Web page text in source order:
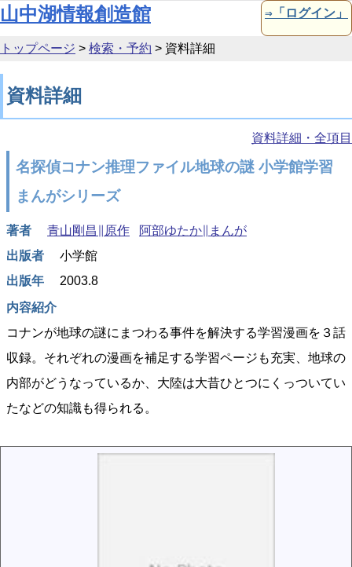
本文へ移動
山中湖情報創造館 ⇒「ログイン」
トップページ > 検索・予約 > 資料詳細
資料詳細
資料詳細・全項目
名探偵コナン推理ファイル地球の謎 小学館学習
まんがシリーズ
著者 青山剛昌∥原作
阿部ゆたか∥まんが
出版者
小学館
出版年
2003.8
内容紹介
コナンが地球の謎にまつわる事件を解決する学習漫画を３話
収録。それぞれの漫画を補足する学習ページも充実、地球の
内部がどうなっているか、大陸は大昔ひとつにくっついてい
たなどの知識も得られる。